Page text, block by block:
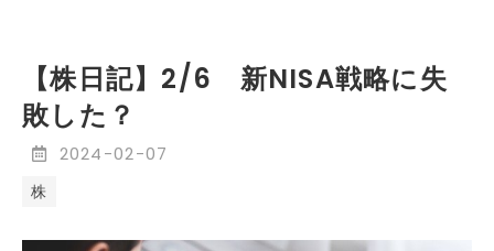
2024-02-07
【株日記】2/6 新NISA戦略に失
敗した？
株